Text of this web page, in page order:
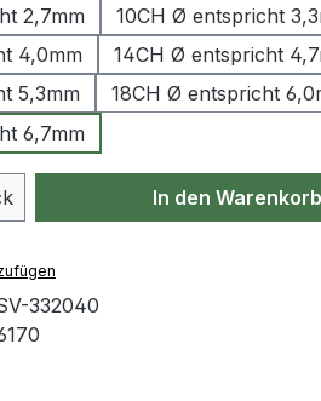
2,7mm
10CH Ø entspricht
4,0mm
14CH Ø entspricht
5,3mm
18CH Ø entspricht
6,7mm
Gib denIn den Warenkorb
332040